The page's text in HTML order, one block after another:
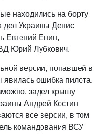
находились на борту
дел Украины Денис
Евгений Енин,
Юрий Лубкович.
версии, попавшей в
явилась ошибка пилота.
задел крышу
Андрей Костин
все версии, в том
командования ВСУ